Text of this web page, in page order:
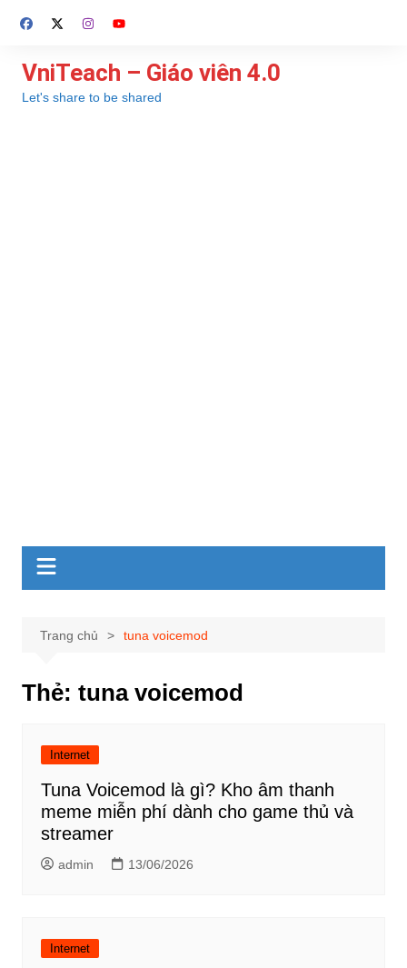
đến
dung
VniTeach – Giáo viên 4.0
Let's share to be shared
Trang chủ tuna voicemod
Thẻ: tuna voicemod
Internet
Tuna Voicemod là gì? Kho âm thanh
meme miễn phí dành cho game thủ và
streamer
admin 13/06/2026
Internet